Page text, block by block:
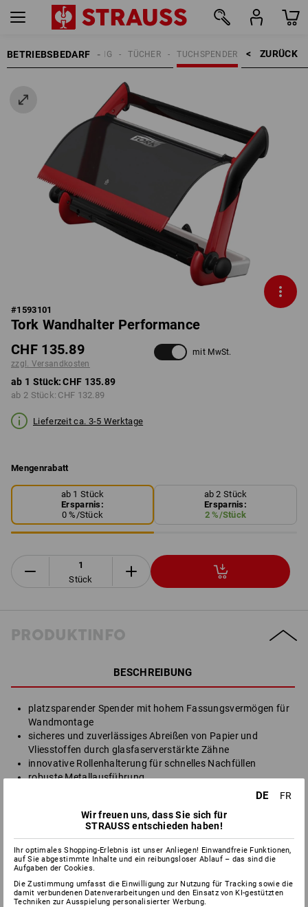
BETRIEBSBEDARF ZURÜCK    >
TUCHSPENDER
TÜCHER
REINIGUNG
#1593101
Tork Wandhalter Performance
CHF 135.89
zzgl. Versandkosten
mit MwSt.
ab 1 Stück: CHF 135.89
ab 2 Stück: CHF 132.89
Lieferzeit ca. 3-5 Werktage
Mengenrabatt
ab 1 Stück
Ersparnis:
0%/Stück
ab 2 Stück
Ersparnis:
2%/Stück
Stück
PRODUKTINFO
BESCHREIBUNG
platzsparender Spender mit hohem Fassungsvermögen für
Wandmontage
sicheres und zuverlässiges Abreißen von Papier und
Vliesstoffen durch glasfaserverstärkte Zähne
innovative Rollenhalterung für schnelles Nachfüllen
robuste Metallausführung
GmbH | Sandhofer Strasse 176 | DE 68305 Mannheim |
info.deutschland@essity.com
DE
FR
Wir freuen uns, dass Sie sich für
STRAUSS entschieden haben!
Ihr optimales Shopping-Erlebnis ist unser Anliegen! Einwandfreie Funktionen,
auf Sie abgestimmte Inhalte und ein reibungsloser Ablauf – das sind die
Aufgaben der Cookies.
Die Zustimmung umfasst die Einwilligung zur Nutzung für Tracking sowie die
damit verbundenen Datenverarbeitungen und den Einsatz von KI-gestützten
Techniken zur Ausspielung personalisierter Werbung.